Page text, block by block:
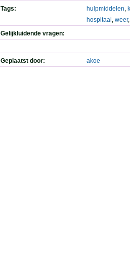
Tags:
hulpmiddelen,
hospitaal , weer
Gelijkluidende vragen:
Geplaatst door: akoe